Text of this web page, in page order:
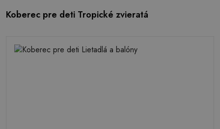
Koberec pre deti Tropické zvieratá